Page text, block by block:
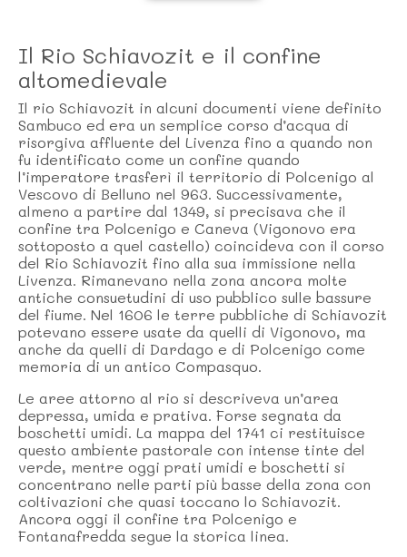
Il Rio Schiavozit e il confine
altomedievale
Il rio Schiavozit in alcuni documenti viene definito
Sambuco ed era un semplice corso d’acqua di
risorgiva affluente del Livenza fino a quando non
fu identificato come un confine quando
l’imperatore trasferì il territorio di Polcenigo al
Vescovo di Belluno nel 963. Successivamente,
almeno a partire dal 1349, si precisava che il
confine tra Polcenigo e Caneva (Vigonovo era
sottoposto a quel castello) coincideva con il corso
del Rio Schiavozit fino alla sua immissione nella
Livenza. Rimanevano nella zona ancora molte
antiche consuetudini di uso pubblico sulle bassure
del fiume. Nel 1606 le terre pubbliche di Schiavozit
potevano essere usate da quelli di Vigonovo, ma
anche da quelli di Dardago e di Polcenigo come
memoria di un antico Compasquo.
Le aree attorno al rio si descriveva un’area
depressa, umida e prativa. Forse segnata da
boschetti umidi. La mappa del 1741 ci restituisce
questo ambiente pastorale con intense tinte del
verde, mentre oggi prati umidi e boschetti si
concentrano nelle parti più basse della zona con
coltivazioni che quasi toccano lo Schiavozit.
Ancora oggi il confine tra Polcenigo e
Fontanafredda segue la storica linea.